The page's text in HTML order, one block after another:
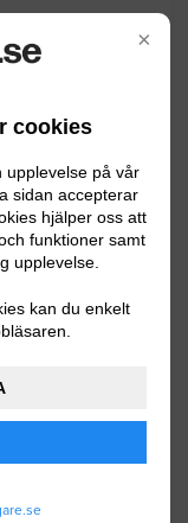
×
cookies
upplevelse på vår
sidan accepterar
hjälper oss att
funktioner samt
upplevelse.
kan du enkelt
av
på att
1,0 × 2,0